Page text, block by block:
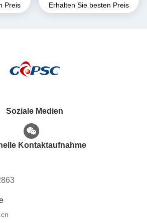
Preis
motorcycle battery
Erhalten Sie besten Preis
Soziale Medien
Kontaktaufnahme